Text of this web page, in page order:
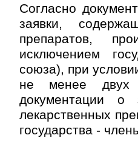
Согласно
заявки,
препаратов,
исключением
союза), при
не менее двух
документации о
лекарственных
государства -